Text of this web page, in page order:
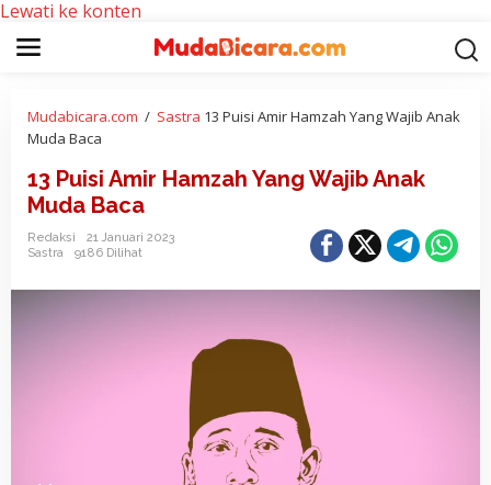
Lewati ke konten
Mudabicara.com / Sastra 13 Puisi Amir Hamzah Yang Wajib Anak
Muda Baca
13 Puisi Amir Hamzah Yang Wajib Anak
Muda Baca
Redaksi
21 Januari 2023
Sastra
9186 Dilihat